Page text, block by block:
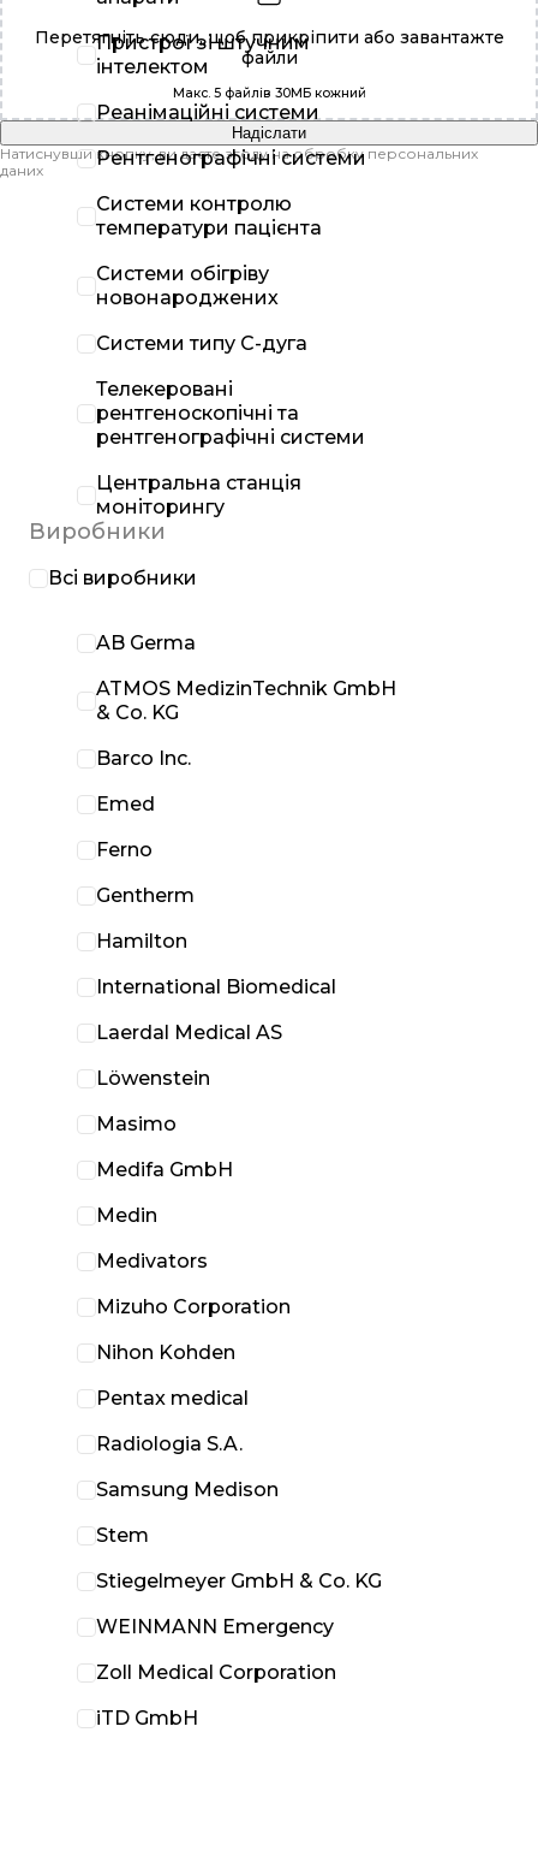
Пристрої зі штучним
інтелектом
Реанімаційні системи
Рентгенографічні системи
Системи контролю
температури пацієнта
Системи обігріву
новонароджених
Системи типу С-дуга
Телекеровані
рентгеноскопічні та
рентгенографічні системи
Центральна станція
моніторингу
Виробники
Всі виробники
AB Germa
ATMOS MedizinTechnik GmbH
& Co. KG
Barco Inc.
Emed
Ferno
Gentherm
Hamilton
International Biomedical
Laerdal Medical AS
Löwenstein
Masimo
Medifa GmbH
Medin
Medivators
Mizuho Corporation
Nihon Kohden
Pentax medical
Radiologia S.A.
Samsung Medison
Stem
Stiegelmeyer GmbH & Co. KG
WEINMANN Emergency
Zoll Medical Corporation
iTD GmbH
Перетягніть сюди, щоб прикріпити або завантажте
файли
Макс. 5 файлів 30МБ кожний
Надіслати
Натиснувши кнопку, ви даєте згоду на обробку персональних
даних